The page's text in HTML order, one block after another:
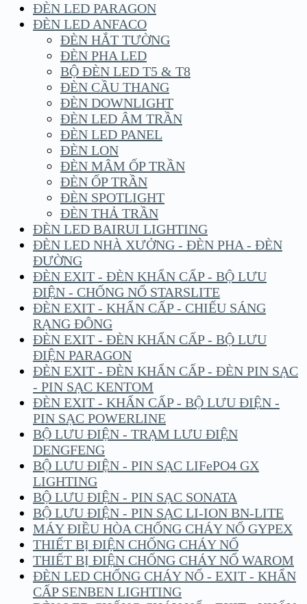
ĐÈN LED PARAGON
ĐÈN LED ANFACO
ĐÈN HẮT TƯỜNG
ĐÈN PHA LED
BỘ ĐÈN LED T5 & T8
ĐÈN CẦU THANG
ĐÈN DOWNLIGHT
ĐÈN LED ÂM TRẦN
ĐÈN LED PANEL
ĐÈN LON
ĐÈN MÂM ỐP TRẦN
ĐÈN ỐP TRẦN
ĐÈN SPOTLIGHT
ĐÈN THẢ TRẦN
ĐÈN LED BAIRUI LIGHTING
ĐÈN LED NHÀ XƯỞNG - ĐÈN PHA - ĐÈN
ĐƯỜNG
ĐÈN EXIT - ĐÈN KHẨN CẤP - BỘ LƯU
ĐIỆN - CHỐNG NỔ STARSLITE
ĐÈN EXIT - KHẨN CẤP - CHIẾU SÁNG
RẠNG ĐÔNG
ĐÈN EXIT - ĐÈN KHẨN CẤP - BỘ LƯU
ĐIỆN PARAGON
ĐÈN EXIT - ĐÈN KHẨN CẤP - ĐÈN PIN SẠC
- PIN SẠC KENTOM
ĐÈN EXIT - KHẨN CẤP - BỘ LƯU ĐIỆN -
PIN SẠC POWERLINE
BỘ LƯU ĐIỆN - TRẠM LƯU ĐIỆN
DENGFENG
BỘ LƯU ĐIỆN - PIN SẠC LIFePO4 GX
LIGHTING
BỘ LƯU ĐIỆN - PIN SẠC SONATA
BỘ LƯU ĐIỆN - PIN SẠC LI-ION BN-LITE
MÁY ĐIỀU HÒA CHỐNG CHÁY NỔ GYPEX
THIẾT BỊ ĐIỆN CHỐNG CHÁY NỔ
THIẾT BỊ ĐIỆN CHỐNG CHÁY NỔ WAROM
ĐÈN LED CHỐNG CHÁY NỔ - EXIT - KHẨN
CẤP SENBEN LIGHTING